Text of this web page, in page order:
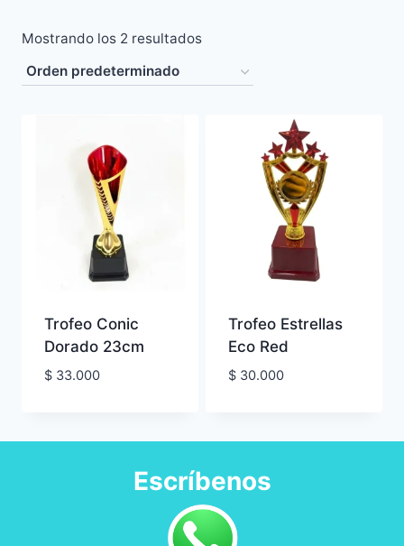
Mostrando los 2 resultados
Trofeo Conic
Dorado 23cm
$33.000
Trofeo Estrellas
Eco Red
$30.000
Escríbenos